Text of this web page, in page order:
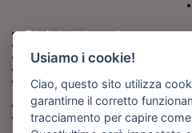
Chiedi ai nostri esperti
Fai pubblicità con noi
Iscriviti al nostro corso di
giornalismo
Compra i nostri libri
Entra in Barinedita Map
Usiamo i cookie!
Ciao, questo sito utilizza
garantirne il corretto
tracciamento per capire